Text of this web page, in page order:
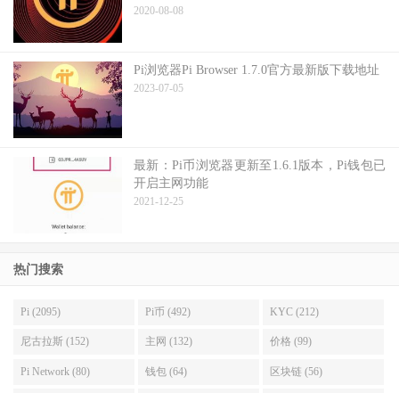
2020-08-08
Pi浏览器Pi Browser 1.7.0官方最新版下载地址
2023-07-05
最新：Pi币浏览器更新至1.6.1版本，Pi钱包已
开启主网功能
2021-12-25
热门搜索
Pi (2095) Pi币 (492) KYC (212)
尼古拉斯 (152) 主网 (132) 价格 (99)
Pi Network (80) 钱包 (64) 区块链 (56)